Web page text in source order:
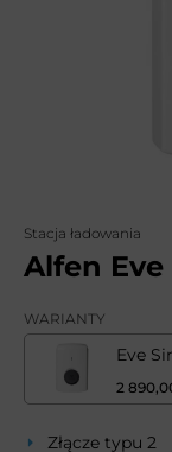
Stacja ładowania
Alfen
WARIANTY
Eve
2
Złącze typu 2